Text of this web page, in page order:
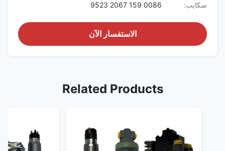
سكايب:
0086 159 2067 9523
الاستفسار الآن
Related Products